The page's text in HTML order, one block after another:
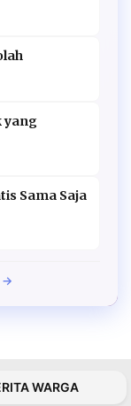
yang
Sama Saja
→
WARGA